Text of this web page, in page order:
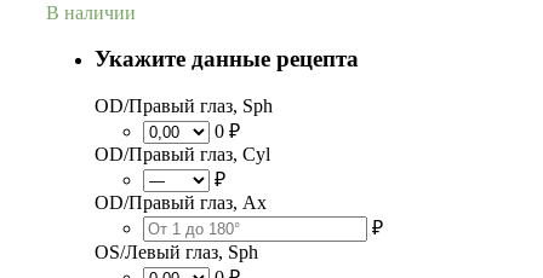
В наличии
Укажите данные рецепта
OD/Правый глаз, Sph
0 ₽
OD/Правый глаз, Cyl
₽
OD/Правый глаз, Ax
₽
OS/Левый глаз, Sph